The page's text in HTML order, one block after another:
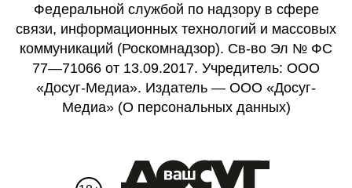
Федеральной службой по надзору в сфере
связи, информационных технологий и массовых
коммуникаций (Роскомнадзор). Св-во Эл № ФС
77—71066 от 13.09.2017. Учредитель: ООО
«Досуг-Медиа». Издатель — ООО «Досуг-
Медиа» (О персональных данных)